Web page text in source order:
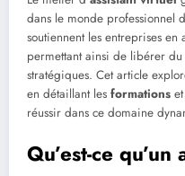
dans le monde professionnel
soutiennent les entreprises en
permettant ainsi de libérer
stratégiques. Cet article
en détaillant les formations
réussir dans ce domaine
Qu’est-ce